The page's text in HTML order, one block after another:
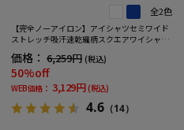
全2色
【完全ノーアイロン】アイシャツセミワイド
ストレッチ吸汗速乾織柄スクエアワイシャツi-
価格： 6,259円 (税込)
50%off
WEB価格： 3,129円 (税込)
4.6 （14）